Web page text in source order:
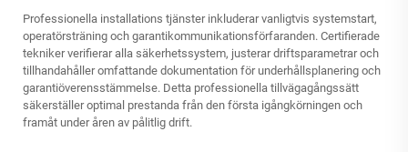
Professionella installations tjänster inkluderar vanligtvis systemstart,
operatörsträning och garantikommunikationsförfaranden. Certifierade
tekniker verifierar alla säkerhetssystem, justerar driftsparametrar och
tillhandahåller omfattande dokumentation för underhållsplanering och
garantiöverensstämmelse. Detta professionella tillvägagångssätt
säkerställer optimal prestanda från den första igångkörningen och
framåt under åren av pålitlig drift.